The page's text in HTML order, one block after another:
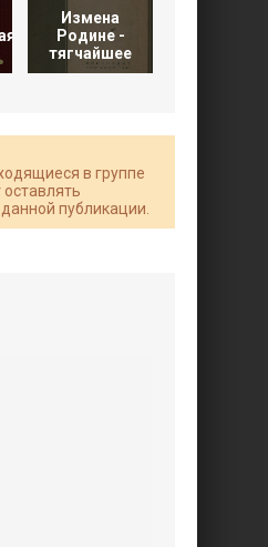
Измена
Родине -
тягчайшее
в группе
оставлять
публикации.